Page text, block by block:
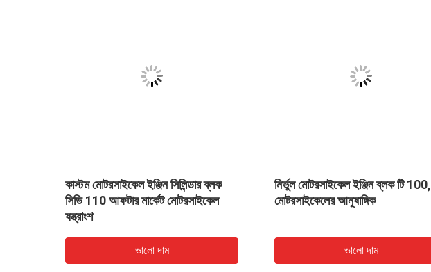
কাস্টম মোটরসাইকেল ইঞ্জিন সিলিন্ডার ব্লক
সিডি 110 আফটার মার্কেট মোটরসাইকেল
যন্ত্রাংশ
ভালো দাম
নির্ভুল মোটরসাইকেল ইঞ্জিন ব্লক টি 100,
মোটরসাইকেলের আনুষাঙ্গিক
ভালো দাম